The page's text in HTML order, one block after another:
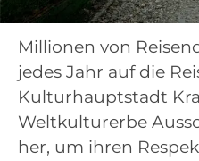
Millionen von
jedes Jahr auf die
Kulturhauptstadt
Weltkulturerbe
her, um ihren